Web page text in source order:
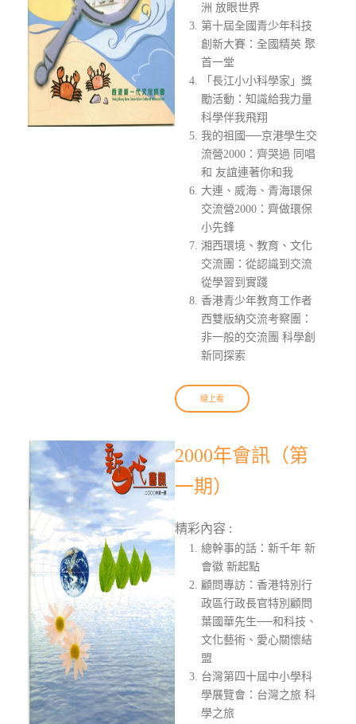
洲 放眼世界
第十屆全國青少年科技
創新大賽：全國精英 聚
首一堂
「長江小小科學家」獎
勵活動：知識給我力量
科學伴我飛翔
我的祖國──京港學生交
流營2000：齊哭過 同唱
和 友誼連著你和我
大連、威海、青海環保
交流營2000：齊做環保
小先鋒
湘西環境、教育、文化
交流團：從認識到交流
從學習到實踐
香港青少年教育工作者
西雙版納交流考察團：
非一般的交流團 科學創
新同探索
線上看
2000年會訊（第
一期）
精彩內容 :
總幹事的話：新千年 新
會徽 新起點
顧問專訪：香港特別行
政區行政長官特別顧問
葉國華先生──和科技、
文化藝術、愛心關懷結
盟
台灣第四十屆中小學科
學展覽會：台灣之旅 科
學之旅